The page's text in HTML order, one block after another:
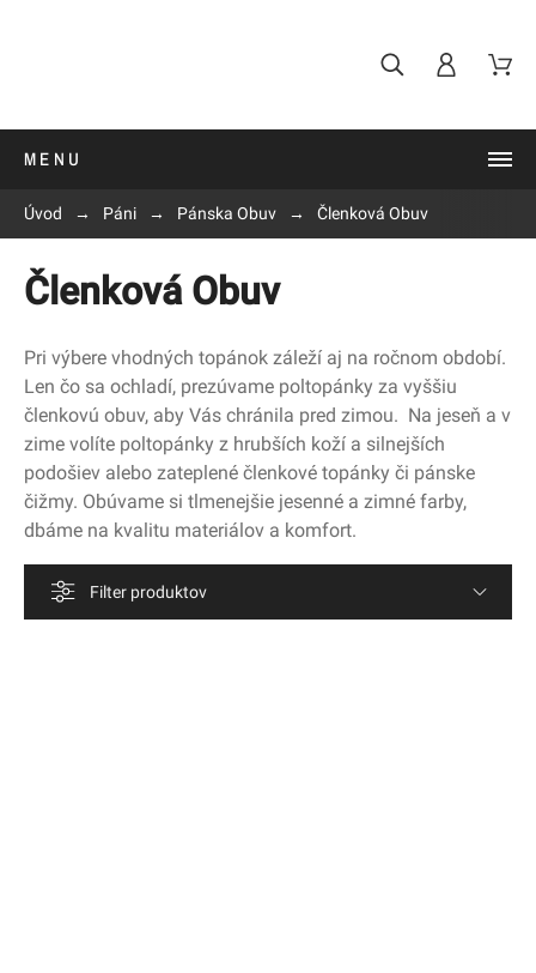
MENU
Úvod Páni Pánska Obuv Členková Obuv
Členková Obuv
Pri výbere vhodných topánok záleží aj na ročnom období.
Len čo sa ochladí, prezúvame poltopánky za vyššiu
členkovú obuv, aby Vás chránila pred zimou. Na jeseň a v
zime volíte poltopánky z hrubších koží a silnejších
podošiev alebo zateplené členkové topánky či pánske
čižmy. Obúvame si tlmenejšie jesenné a zimné farby,
dbáme na kvalitu materiálov a komfort.
Filter produktov